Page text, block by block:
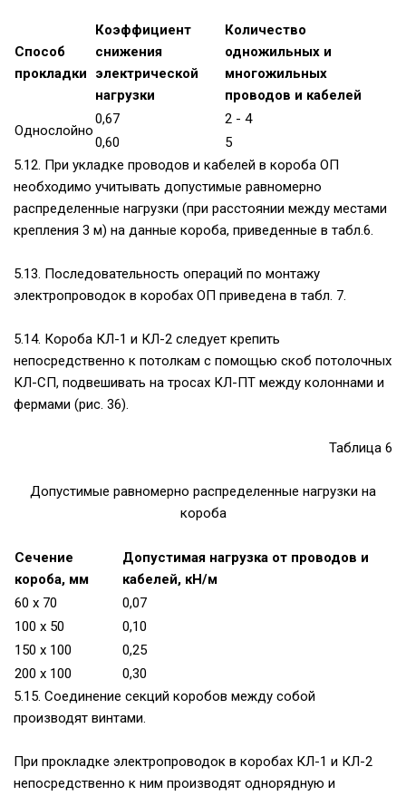
Способ
прокладки
Коэффициент
снижения
электрической
нагрузки
Количество
одножильных и
многожильных
проводов и кабелей
Однослойно
0,67
2 - 4
0,60
5
5.12. При укладке проводов и кабелей в короба ОП
необходимо учитывать допустимые равномерно
распределенные нагрузки (при расстоянии между местами
крепления 3 м) на данные короба, приведенные в табл.6.
5.13. Последовательность операций по монтажу
электропроводок в коробах ОП приведена в табл. 7.
5.14. Короба КЛ-1 и КЛ-2 следует крепить
непосредственно к потолкам с помощью скоб потолочных
КЛ-СП, подвешивать на тросах КЛ-ПТ между колоннами и
фермами (рис. 36).
Таблица 6
Допустимые равномерно распределенные нагрузки на
короба
Сечение
короба, мм
Допустимая нагрузка от проводов и
кабелей, кН/м
60 x 70
0,07
100 x 50
0,10
150 x 100
0,25
200 x 100
0,30
5.15. Соединение секций коробов между собой
производят винтами.
При прокладке электропроводок в коробах КЛ-1 и КЛ-2
непосредственно к ним производят однорядную и